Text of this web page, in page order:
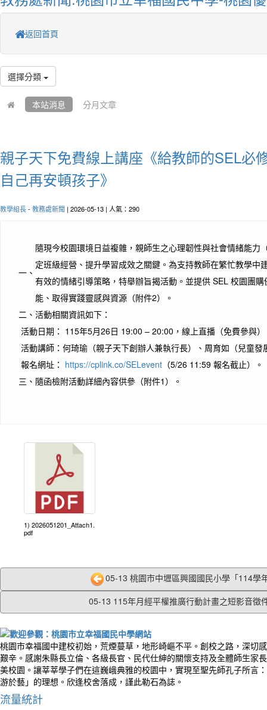
返回首頁
選擇分類
本站消息 分月文章
親子天下免費線上講座《給教師的SEL必
自己再安頓孩子》
教學組長- 教務處新聞 | 2026-05-13 | 人氣：290
一、
隨現今校園環境日益複雜，親師生之心理韌性與社會情緒能力
定班級經營、提升學習成效之關鍵。為支持教師在繁忙教學中
有效的情緒引導策略，特舉辦旨揭活動。並提供 SEL 校園團
能、取得實踐靈感與資源（附件2）。
二、 活動相關資訊如下：
活動日期： 115年5月26日 19:00 – 20:00，線上直播（免費參與）
活動講師：何琦瑜（親子天下創辦人兼執行長）、周育如（兒童發
報名網址： https://cplink.co/SELevent （5/26 11:59 報名截止）。
三、 隨函檢附活動詳細內容供參（附件1）。
1) 2026051201_Attach1.
pdf
05-13 桃園市中壢區興國國民小學「114學
05-13 115年月經平權推廣行動計畫之短影音徵
桃園市幸福國中建校初始，荒煙蔓草，地形崎嶇不平。創校之路，深切
艱辛。感謝朱縣長立倫、各級長官、民代仕紳的關懷支持及全體師生家
美校園。讓莘莘學子們在這巍峨典雅的校園中，實現至聖先師孔子所言
游於藝」的理想。欣逢校舍落成，謹此勒石為誌。
流量統計